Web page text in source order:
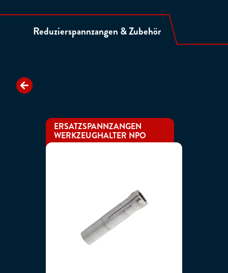
Reduzierspannzangen & Zubehör
ERSATZSPANNZANGEN
WERKZEUGHALTER NPO